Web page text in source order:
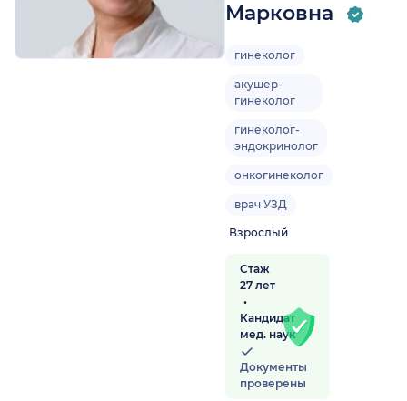
Марковна
гинеколог
акушер-
гинеколог
гинеколог-
эндокринолог
онкогинеколог
врач УЗД
Взрослый
Стаж
27 лет
Кандидат
мед. наук
Документы
проверены